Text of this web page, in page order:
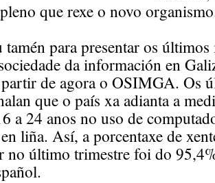
que rexe o novo
para presentar os
da información en
de agora o OSIMGA. Os
que o país xa adianta a
a 24 anos no uso de
liña. Así, a porcentaxe de
no último trimestre foi do